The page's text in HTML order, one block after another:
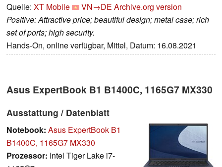
Quelle: XT Mobile VN→DE Archive.org version
Positive: Attractive price; beautiful design; metal case; rich
set of ports; high security.
Hands-On, online verfügbar, Mittel, Datum: 16.08.2021
Asus ExpertBook B1 B1400C, 1165G7 MX330
Ausstattung / Datenblatt
Notebook: Asus ExpertBook B1
B1400C, 1165G7 MX330
Prozessor: Intel Tiger Lake i7-